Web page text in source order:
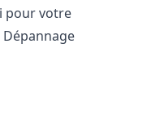
pour votre